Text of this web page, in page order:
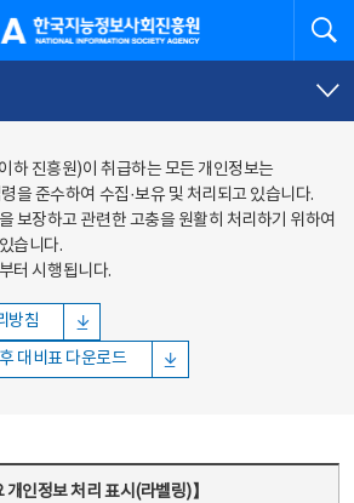
능정보사회진흥원
하 진흥원)이 취급하는 모든 개인정보는
을 준수하여 수집·보유 및 처리되고 있습니다.
보장하고 관련한 고충을 원활히 처리하기 위하여
습니다.
터 시행됩니다.
방침
대비표 다운로드
개인정보 처리 표시(라벨링)】